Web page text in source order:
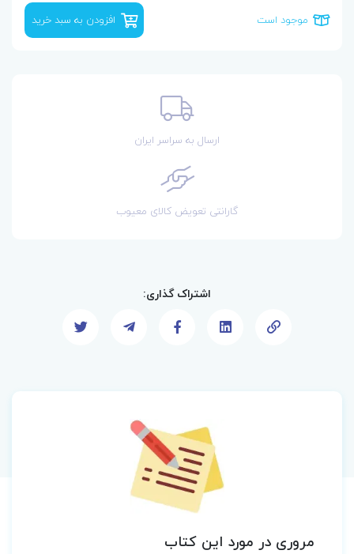
موجود است افزودن به سبد خرید
ارسال به سراسر ایران
گارانتی تعویض کالای معیوب
اشتراک گذاری:
مروری در مورد این کتاب